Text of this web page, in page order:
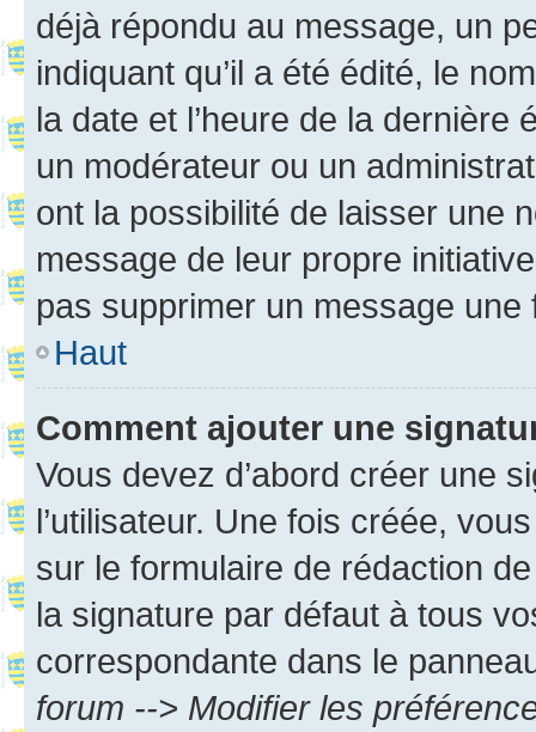
déjà répondu au message, un
indiquant qu’il a été édité, le
la date et l’heure de la dernière
un modérateur ou un
ont la possibilité de laisser une
message de leur propre
pas supprimer un message une
Haut
Comment ajouter une
Vous devez d’abord créer une
l’utilisateur. Une fois créée,
sur le formulaire de rédaction
la signature par défaut à tous
correspondante dans le
forum --> Modifier les